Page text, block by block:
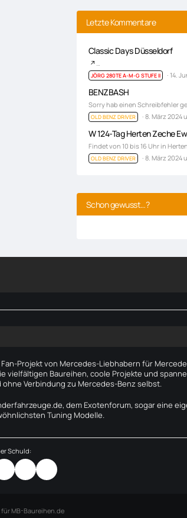
Letzte Kommentare
Classic Days Düsseldorf
…
JÖRG 280TE A-M-G STUFE II 14.
BENZBASH
Sorry hab einen Schreibfehler
OLD BENZ DRIVER 8. März 2024
W 124-Tag Herten Zeche
Findet von 10 bis 16 Uhr in
OLD BENZ DRIVER 8. März 2024
Schon gewusst…?
Projekt von Mercedes-Liebhabern für
vielfältigen Baureihen, coole Projekte und
Verbindung zu Mercedes-Benz selbst.
dem Exotenforum, sogar eine
Tuning Modelle.
Schuld:
MB-Baureihen.de